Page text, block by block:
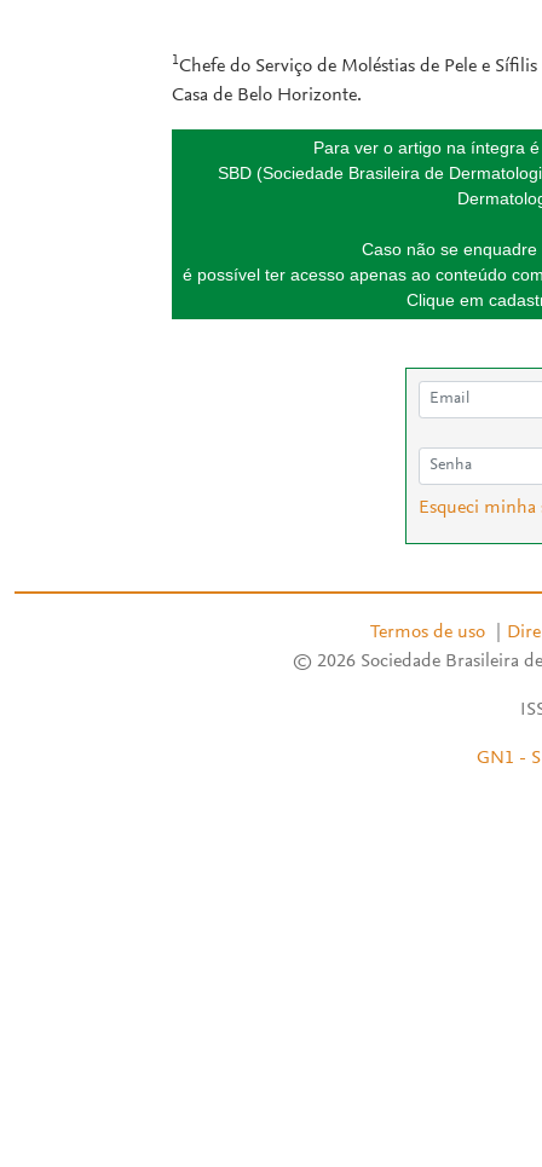
1Chefe do Serviço de Moléstias de Pele e
Casa de Belo Horizonte.
Para ver o artigo na íntegra
SBD (Sociedade Brasileira de
Caso não se
é possível ter acesso apenas ao conteúdo
Clique em
Esqueci minha
Termos de uso
© 2026 Sociedade Brasileira
GN1 -